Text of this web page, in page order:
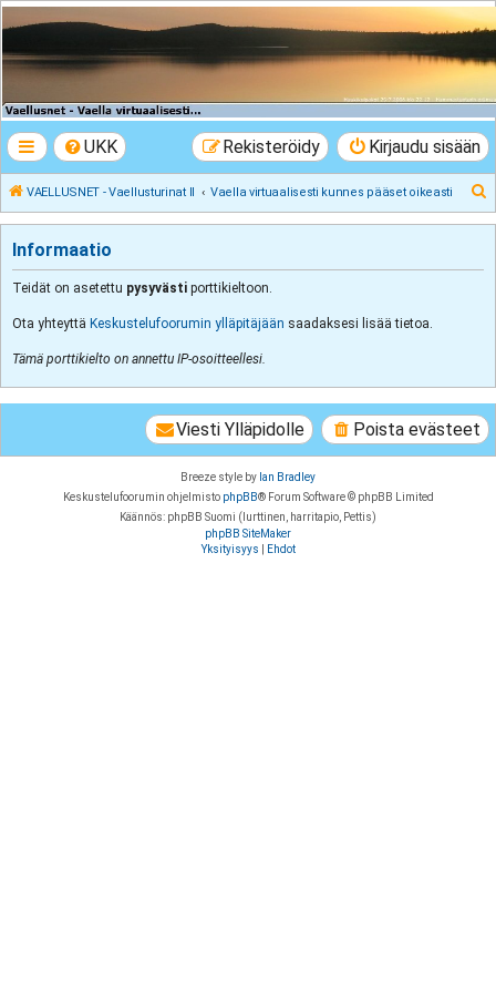
VAELLUSNET -
Vaellusturinat II
UKK Kirjaudu sisään
Rekisteröidy
VAELLUSNET - Vaellusturinat II Vaella virtuaalisesti kunnes pääset oikeasti
Informaatio
Teidät on asetettu pysyvästi porttikieltoon.
Ota yhteyttä Keskustelufoorumin ylläpitäjään saadaksesi lisää tietoa.
Tämä porttikielto on annettu IP-osoitteellesi.
Poista evästeet
Viesti Ylläpidolle
Breeze style by Ian Bradley
Keskustelufoorumin ohjelmisto phpBB® Forum Software © phpBB Limited
Käännös: phpBB Suomi (lurttinen, harritapio, Pettis)
phpBB SiteMaker
Yksityisyys
Ehdot